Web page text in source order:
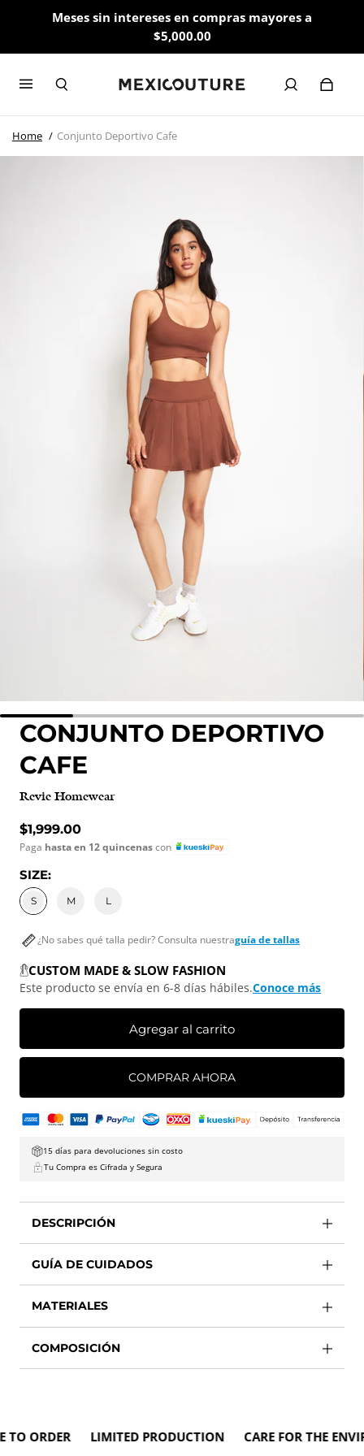
Meses sin intereses en compras mayores a
$5,000.00
Home Conjunto Deportivo Cafe
CONJUNTO DEPORTIVO
CAFE
Revie Homewear
Precio normal
$1,999.00
Paga hasta en 12 quincenascon
SIZE:
S M L
¿No sabes qué talla pedir? Consulta nuestraguía de tallas
CUSTOM MADE & SLOW FASHION
Este producto se envía en 6-8 días hábiles.Conoce más
Agregar al carrito
COMPRAR AHORA
15 días para devoluciones sin costo
Tu Compra es Cifrada y Segura
DESCRIPCIÓN
GUÍA DE CUIDADOS
MATERIALES
COMPOSICIÓN
LIMITED PRODUCTION CARE FOR THE